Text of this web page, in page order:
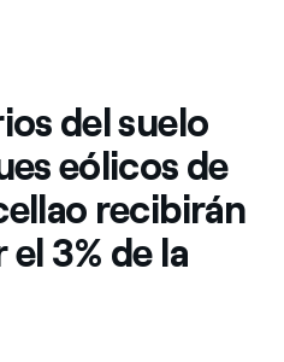
te conviene
de empresa y ahorra
te descontamos otro
del suelo
eólicos de
recibirán
3% de la